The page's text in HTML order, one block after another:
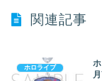
関連記事
ホロライブ